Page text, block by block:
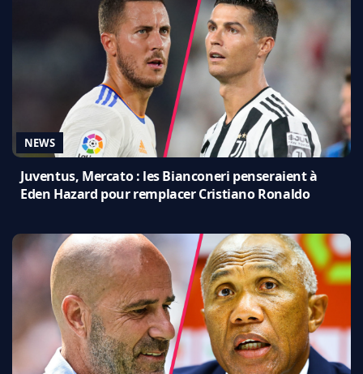
NEWS
Juventus, Mercato : les Bianconeri penseraient à
Eden Hazard pour remplacer Cristiano Ronaldo